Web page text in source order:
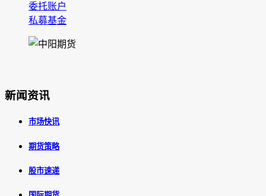
委托账户
私募基金
新闻资讯
市场快讯
期货策略
股市速递